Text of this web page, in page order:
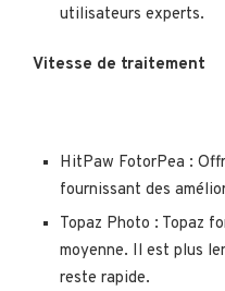
utilisateurs experts.
Vitesse de traitement
HitPaw FotorPea :
fournissant des
Topaz Photo : Topaz
moyenne. Il est plus
reste rapide.